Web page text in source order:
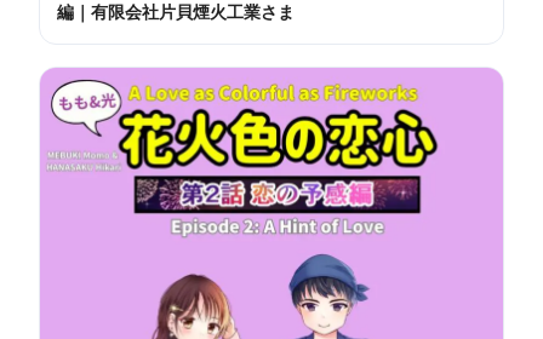
編｜有限会社片貝煙火工業さま